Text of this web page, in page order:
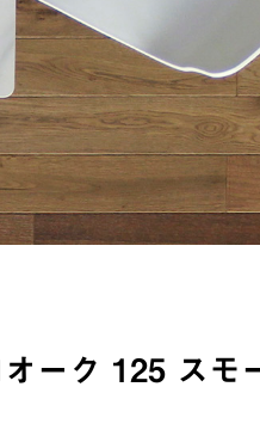
ーク 125 スモ